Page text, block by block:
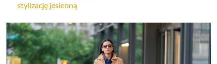
stylizację jesienną